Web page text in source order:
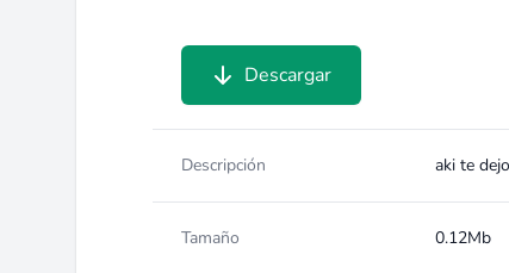
Descargar
Descripción aki te
Tamaño 0.12Mb